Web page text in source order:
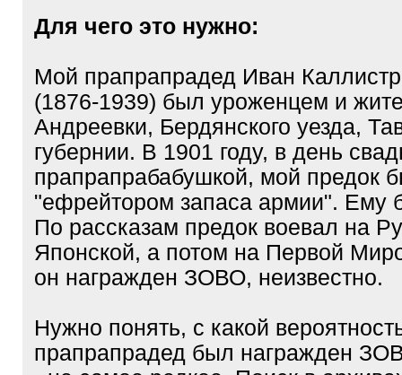
Для чего это нужно:
Мой прапрапрадед Иван
(1876-1939) был уроженцем и
Андреевки, Бердянского уезда,
губернии. В 1901 году, в день
прапрапрабабушкой, мой предок
"ефрейтором запаса армии". Ему
По рассказам предок воевал на
Японской, а потом на Первой
он награжден ЗОВО, неизвестно.
Нужно понять, с какой
прапрапрадед был награжден